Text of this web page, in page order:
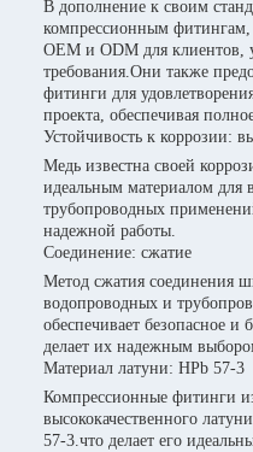
В дополнение к своим
компрессионным фитингам,
OEM и ODM для клиентов,
требования.Они также
фитинги для
проекта, обеспечивая
Устойчивость к коррозии:
Медь известна своей
идеальным материалом для
трубопроводных
надежной работы.
Соединение: сжатие
Метод сжатия соединения
водопроводных и
обеспечивает безопасное и
делает их надежным
Материал латуни: HPb 57-3
Компрессионные фитинги
высококачественного
57-3.что делает его